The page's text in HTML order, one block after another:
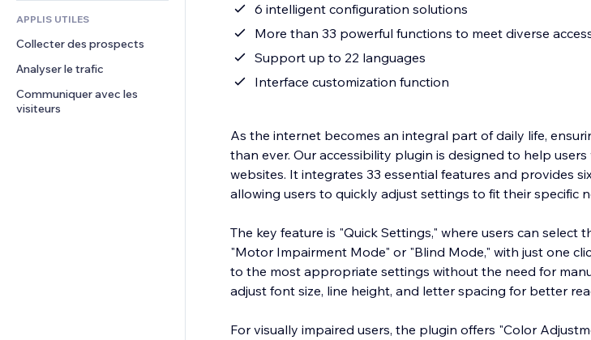
APPLIS UTILES
Collecter des prospects
Analyser le trafic
Communiquer avec les
visiteurs
6 intelligent configuration solutions
More than 33 powerful functions to meet diverse
Support up to 22 languages
Interface customization function
As the internet becomes an integral part of daily life,
than ever. Our accessibility plugin is designed to help
websites. It integrates 33 essential features and provides
allowing users to quickly adjust settings to fit their specific
The key feature is "Quick Settings," where users can select
"Motor Impairment Mode" or "Blind Mode," with just one
to the most appropriate settings without the need for
adjust font size, line height, and letter spacing for better
For visually impaired users, the plugin offers "Color